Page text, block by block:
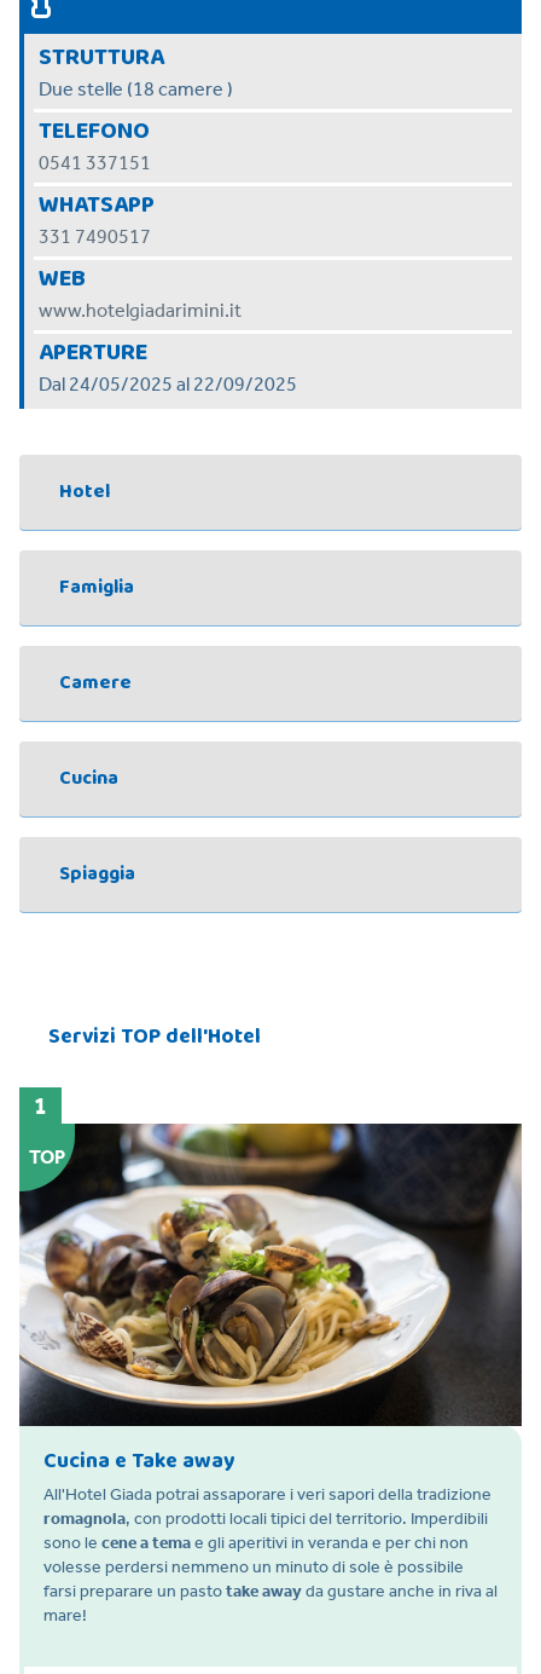
STRUTTURA
Due stelle (18 camere )
TELEFONO
0541 337151
WHATSAPP
331 7490517
WEB
www.hotelgiadarimini.it
APERTURE
Dal 24/05/2025 al 22/09/2025
Hotel
Famiglia
Camere
Cucina
Spiaggia
Servizi TOP dell'Hotel
TOP
Cucina e Take away
All'Hotel Giada potrai assaporare i veri sapori della tradizione
romagnola, con prodotti locali tipici del territorio. Imperdibili
sono le cene a temae gli aperitivi in veranda e per chi non
volesse perdersi nemmeno un minuto di sole è possibile
farsi preparare un pastotake awayda gustare anche in riva al
mare!
1